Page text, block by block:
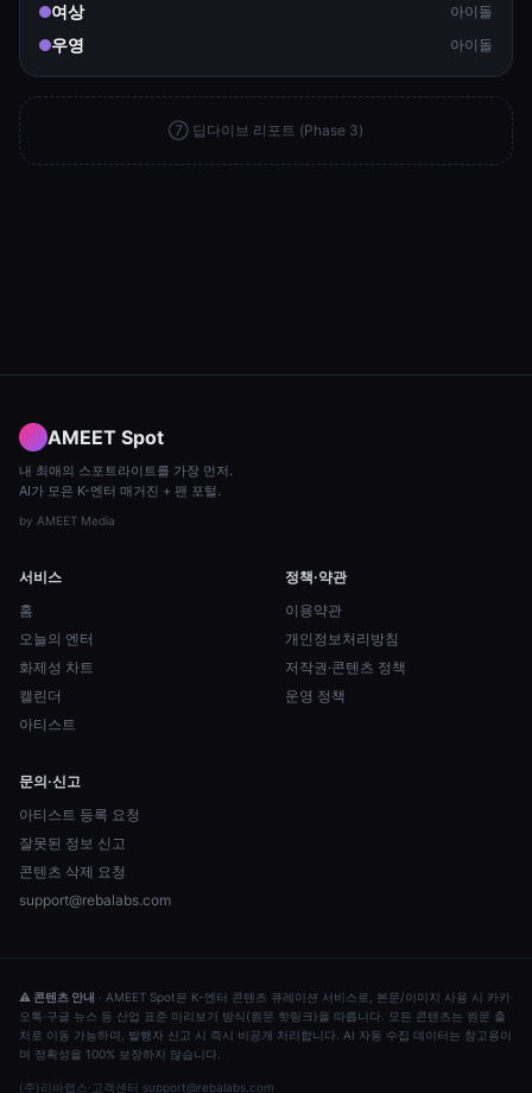
여상 아이돌
우영 아이돌
⑦ 딥다이브 리포트 (Phase 3)
AMEET Spot
내 최애의 스포트라이트를 가장 먼저.
AI가 모은 K-엔터 매거진 + 팬 포털.
by AMEET Media
서비스
홈
오늘의 엔터
화제성 차트
캘린더
아티스트
정책·약관
이용약관
개인정보처리방침
저작권·콘텐츠 정책
운영 정책
문의·신고
아티스트 등록 요청
잘못된 정보 신고
콘텐츠 삭제 요청
support@rebalabs.com
⚠ 콘텐츠 안내 · AMEET Spot은 K-엔터 콘텐츠 큐레이션 서비스로, 본문/이미지 사용 시 카카
오톡·구글 뉴스 등 산업 표준 미리보기 방식(원문 핫링크)을 따릅니다. 모든 콘텐츠는 원문 출
처로 이동 가능하며, 발행자 신고 시 즉시 비공개 처리합니다. AI 자동 수집 데이터는 참고용이
며 정확성을 100% 보장하지 않습니다.
(주)리바랩스· 고객센터 support@rebalabs.com